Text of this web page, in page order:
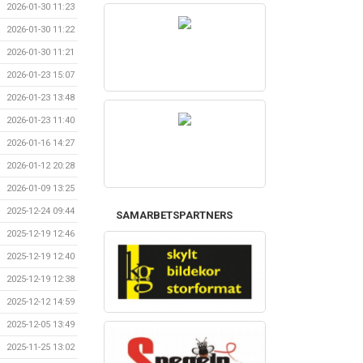
2026-01-30 11:23
2026-01-30 11:22
2026-01-30 11:21
2026-01-23 15:07
2026-01-23 13:48
2026-01-23 11:40
2026-01-16 14:27
2026-01-12 20:28
2026-01-09 13:25
2025-12-24 09:44
2025-12-19 12:46
2025-12-19 12:40
2025-12-19 12:38
2025-12-12 14:59
2025-12-05 13:49
2025-11-25 13:02
SAMARBETSPARTNERS